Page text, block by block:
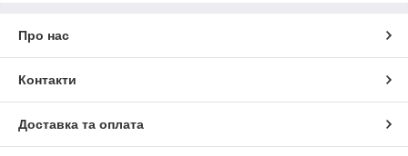
Про нас
Контакти
Доставка та оплата